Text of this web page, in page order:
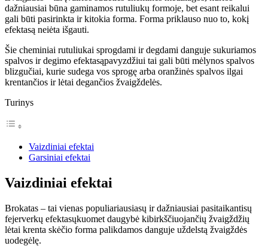
dažniausiai būna gaminamos rutuliukų formoje, bet esant reikalui
gali būti pasirinkta ir kitokia forma. Forma priklauso nuo to, kokį
efektasą neiėta išgauti.
Šie cheminiai rutuliukai sprogdami ir degdami danguje sukuriamos
spalvos ir degimo efektasąpavyzdžiui tai gali būti mėlynos spalvos
blizgučiai, kurie sudega vos sprogę arba oranžinės spalvos ilgai
krentančios ir lėtai degančios žvaigždelės.
Turinys
Vaizdiniai efektai
Garsiniai efektai
Vaizdiniai efektai
Brokatas – tai vienas populiariausiasų ir dažniausiai pasitaikantisų
fejerverkų efektasųkuomet daugybė kibirkščiuojančių žvaigždžių
lėtai krenta skėčio forma palikdamos danguje uždelstą žvaigždės
uodegėlę.